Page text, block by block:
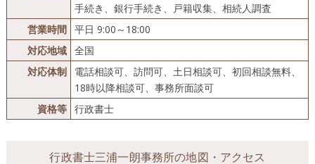
手続き、銀行手続き、戸籍収集、相続人調査
営業時間 平日 9:00～18:00
対応地域 全国
対応体制
電話相談可、訪問可、土日相談可、初回相談無料、
18時以降相談可、事務所面談可
資格等 行政書士
行政書士三浦一朗事務所の地図・アクセス